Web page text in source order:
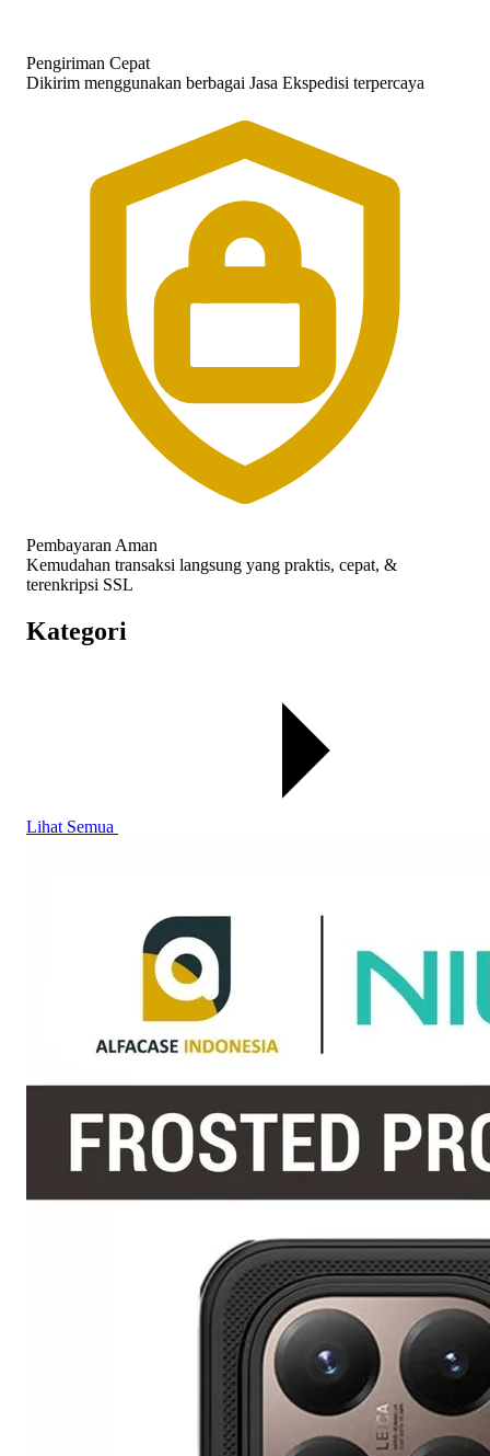
Pengiriman Cepat
Dikirim menggunakan berbagai Jasa Ekspedisi terpercaya
Pembayaran Aman
Kemudahan transaksi langsung yang praktis, cepat, &
terenkripsi SSL
Kategori
Lihat Semua